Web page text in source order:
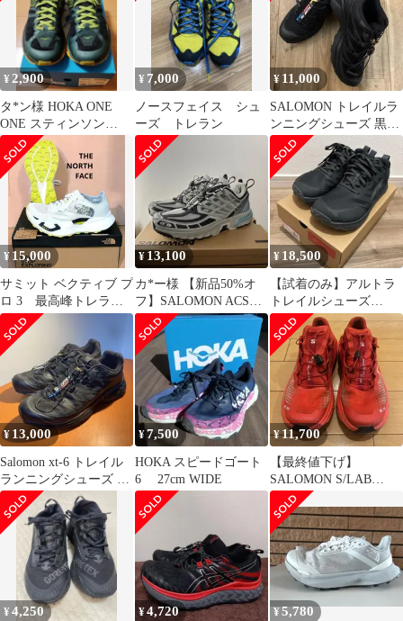
¥ 2,900
タ*ン様 HOKA ONE
ONE スティンソン
ATR6 トレランシュー
ズ 26
¥ 7,000
ノースフェイス シュ
ーズ トレラン
¥ 11,000
SALOMON トレイルラ
ンニングシューズ 黒
24.5
¥ 15,000
サミット ベクティブ プ
ロ 3 最高峰トレラン
シューズ
¥ 13,100
カ*ー様 【新品50%オ
フ】SALOMON ACS
PRO スポーツ シューズ
¥ 18,500
【試着のみ】アルトラ
トレイルシューズ
ALTRA W LONE PEAK
9
¥ 13,000
Salomon xt-6 トレイル
ランニングシューズ ブ
ラック 27
¥7,500
HOKA スピードゴート
6 27cm WIDE
¥11,700
【最終値下げ】
SALOMON S/LAB
ULTRA 1.5 25.0cm
¥4,250 ¥4,720 ¥5,780